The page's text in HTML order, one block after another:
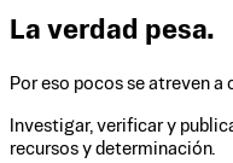
La verdad pesa.
Por eso pocos se atreven a
Investigar, verificar y
recursos y determinación.